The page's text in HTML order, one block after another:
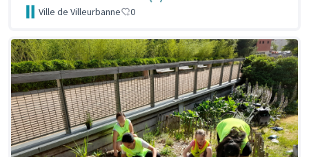
Ville de Villeurbanne 0